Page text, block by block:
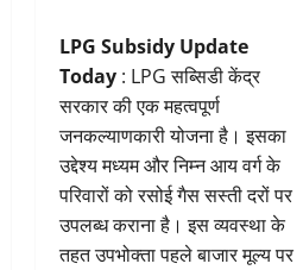
LPG Subsidy Update
Today : LPG सब्सिडी केंद्र
सरकार की एक महत्वपूर्ण
जनकल्याणकारी योजना है। इसका
उद्देश्य मध्यम और निम्न आय वर्ग के
परिवारों को रसोई गैस सस्ती दरों पर
उपलब्ध कराना है। इस व्यवस्था के
तहत उपभोक्ता पहले बाजार मूल्य पर